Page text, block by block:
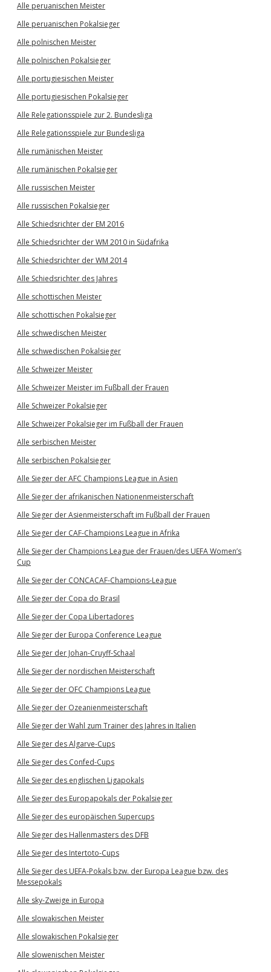
Alle peruanischen Meister
Alle peruanischen Pokalsieger
Alle polnischen Meister
Alle polnischen Pokalsieger
Alle portugiesischen Meister
Alle portugiesischen Pokalsieger
Alle Relegationsspiele zur 2. Bundesliga
Alle Relegationsspiele zur Bundesliga
Alle rumänischen Meister
Alle rumänischen Pokalsieger
Alle russischen Meister
Alle russischen Pokalsieger
Alle Schiedsrichter der EM 2016
Alle Schiedsrichter der WM 2010 in Südafrika
Alle Schiedsrichter der WM 2014
Alle Schiedsrichter des Jahres
Alle schottischen Meister
Alle schottischen Pokalsieger
Alle schwedischen Meister
Alle schwedischen Pokalsieger
Alle Schweizer Meister
Alle Schweizer Meister im Fußball der Frauen
Alle Schweizer Pokalsieger
Alle Schweizer Pokalsieger im Fußball der Frauen
Alle serbischen Meister
Alle serbischen Pokalsieger
Alle Sieger der AFC Champions League in Asien
Alle Sieger der afrikanischen Nationenmeisterschaft
Alle Sieger der Asienmeisterschaft im Fußball der Frauen
Alle Sieger der CAF-Champions League in Afrika
Alle Sieger der Champions League der Frauen/des UEFA Women’s
Cup
Alle Sieger der CONCACAF-Champions-League
Alle Sieger der Copa do Brasil
Alle Sieger der Copa Libertadores
Alle Sieger der Europa Conference League
Alle Sieger der Johan-Cruyff-Schaal
Alle Sieger der nordischen Meisterschaft
Alle Sieger der OFC Champions League
Alle Sieger der Ozeanienmeisterschaft
Alle Sieger der Wahl zum Trainer des Jahres in Italien
Alle Sieger des Algarve-Cups
Alle Sieger des Confed-Cups
Alle Sieger des englischen Ligapokals
Alle Sieger des Europapokals der Pokalsieger
Alle Sieger des europäischen Supercups
Alle Sieger des Hallenmasters des DFB
Alle Sieger des Intertoto-Cups
Alle Sieger des UEFA-Pokals bzw. der Europa League bzw. des
Messepokals
Alle sky-Zweige in Europa
Alle slowakischen Meister
Alle slowakischen Pokalsieger
Alle slowenischen Meister